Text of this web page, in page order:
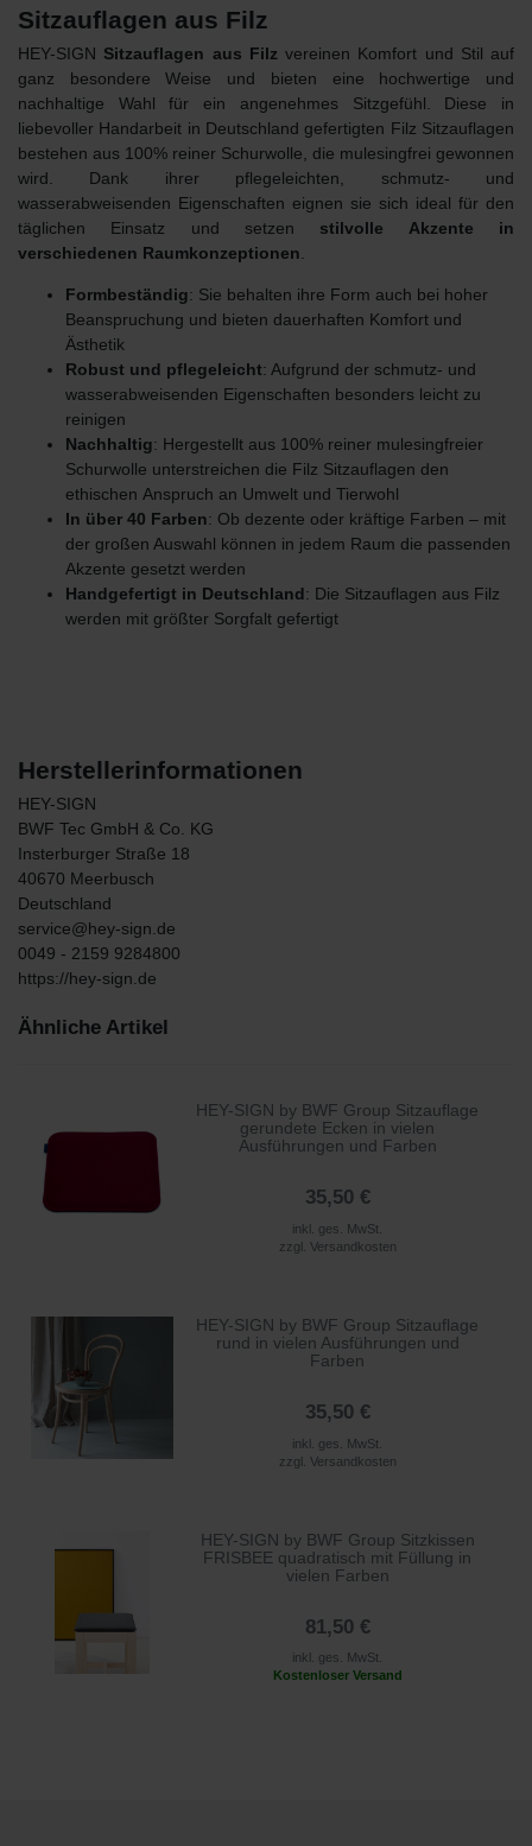
Sitzauflagen aus Filz
HEY-SIGN Sitzauflagen aus Filz vereinen Komfort und Stil auf
ganz besondere Weise und bieten eine hochwertige und
nachhaltige Wahl für ein angenehmes Sitzgefühl. Diese in
liebevoller Handarbeit in Deutschland gefertigten Filz Sitzauflagen
bestehen aus 100% reiner Schurwolle, die mulesingfrei gewonnen
wird. Dank ihrer pflegeleichten, schmutz- und
wasserabweisenden Eigenschaften eignen sie sich ideal für den
täglichen Einsatz und setzen stilvolle Akzente in
verschiedenen Raumkonzeptionen
Formbeständig: Sie behalten ihre Form auch bei hoher
Beanspruchung und bieten dauerhaften Komfort und
Ästhetik
Robust und pflegeleicht: Aufgrund der schmutz- und
wasserabweisenden Eigenschaften besonders leicht zu
reinigen
Nachhaltig: Hergestellt aus 100% reiner mulesingfreier
Schurwolle unterstreichen die Filz Sitzauflagen den
ethischen Anspruch an Umwelt und Tierwohl
In über 40 Farben: Ob dezente oder kräftige Farben – mit
der großen Auswahl können in jedem Raum die passenden
Akzente gesetzt werden
Handgefertigt in Deutschland: Die Sitzauflagen aus Filz
werden mit größter Sorgfalt gefertigt
Herstellerinformationen
HEY-SIGN
BWF Tec GmbH & Co. KG
Insterburger Straße 18
40670 Meerbusch
Deutschland
service@hey-sign.de
0049 - 2159 9284800
https://hey-sign.de
Ähnliche Artikel
HEY-SIGN by BWF Group Sitzauflage
gerundete Ecken in vielen
Ausführungen und Farben
35,50 €
inkl. ges. MwSt.
zzgl. Versandkosten
HEY-SIGN by BWF Group Sitzauflage
rund in vielen Ausführungen und
Farben
35,50 €
inkl. ges. MwSt.
zzgl. Versandkosten
HEY-SIGN by BWF Group Sitzkissen
FRISBEE quadratisch mit Füllung in
vielen Farben
81,50 €
inkl. ges. MwSt.
Kostenloser Versand